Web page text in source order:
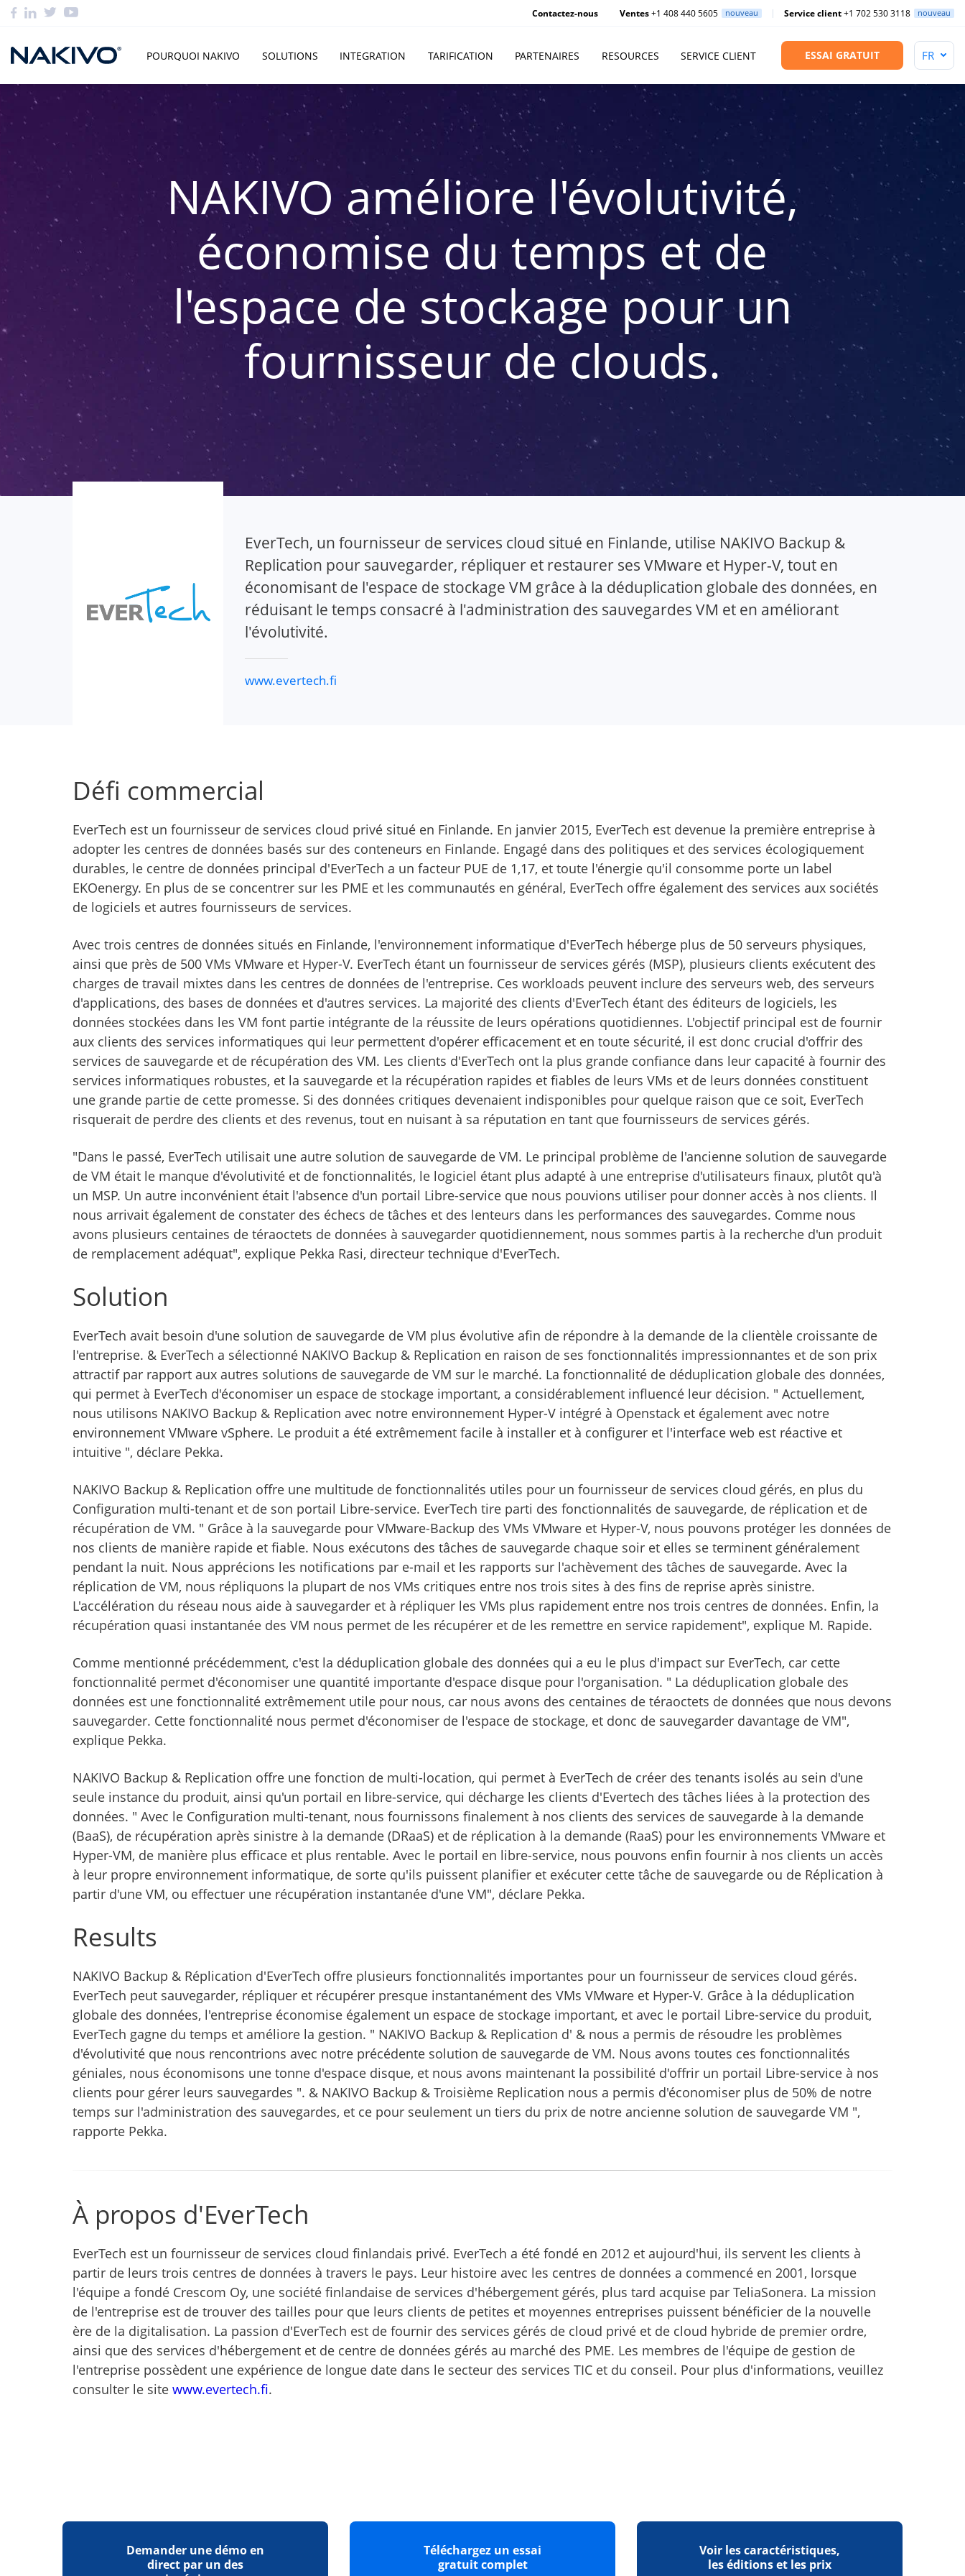
Contactez-nous Ventes+1 408 440 5605 nouveau Service client+1 702 530 3118 nouveau
POURQUOI NAKIVO SOLUTIONS INTEGRATION TARIFICATION PARTENAIRES RESOURCES SERVICE CLIENT ESSAI GRATUIT
NAKIVO améliore l'évolutivité,
économise du temps et de
l'espace de stockage pour un
fournisseur de clouds.
EverTech, un fournisseur de services cloud situé en Finlande, utilise NAKIVO Backup &
Replication pour sauvegarder, répliquer et restaurer ses VMware et Hyper-V, tout en
économisant de l'espace de stockage VM grâce à la déduplication globale des données, en
réduisant le temps consacré à l'administration des sauvegardes VM et en améliorant
l'évolutivité.
www.evertech.fi
Défi commercial
EverTech est un fournisseur de services cloud privé situé en Finlande. En janvier 2015, EverTech est devenue la première entreprise à
adopter les centres de données basés sur des conteneurs en Finlande. Engagé dans des politiques et des services écologiquement
durables, le centre de données principal d'EverTech a un facteur PUE de 1,17, et toute l'énergie qu'il consomme porte un label
EKOenergy. En plus de se concentrer sur les PME et les communautés en général, EverTech offre également des services aux sociétés
de logiciels et autres fournisseurs de services.
Avec trois centres de données situés en Finlande, l'environnement informatique d'EverTech héberge plus de 50 serveurs physiques,
ainsi que près de 500 VMs VMware et Hyper-V. EverTech étant un fournisseur de services gérés (MSP), plusieurs clients exécutent des
charges de travail mixtes dans les centres de données de l'entreprise. Ces workloads peuvent inclure des serveurs web, des serveurs
d'applications, des bases de données et d'autres services. La majorité des clients d'EverTech étant des éditeurs de logiciels, les
données stockées dans les VM font partie intégrante de la réussite de leurs opérations quotidiennes. L'objectif principal est de fournir
aux clients des services informatiques qui leur permettent d'opérer efficacement et en toute sécurité, il est donc crucial d'offrir des
services de sauvegarde et de récupération des VM. Les clients d'EverTech ont la plus grande confiance dans leur capacité à fournir des
services informatiques robustes, et la sauvegarde et la récupération rapides et fiables de leurs VMs et de leurs données constituent
une grande partie de cette promesse. Si des données critiques devenaient indisponibles pour quelque raison que ce soit, EverTech
risquerait de perdre des clients et des revenus, tout en nuisant à sa réputation en tant que fournisseurs de services gérés.
"Dans le passé, EverTech utilisait une autre solution de sauvegarde de VM. Le principal problème de l'ancienne solution de sauvegarde
de VM était le manque d'évolutivité et de fonctionnalités, le logiciel étant plus adapté à une entreprise d'utilisateurs finaux, plutôt qu'à
un MSP. Un autre inconvénient était l'absence d'un portail Libre-service que nous pouvions utiliser pour donner accès à nos clients. Il
nous arrivait également de constater des échecs de tâches et des lenteurs dans les performances des sauvegardes. Comme nous
avons plusieurs centaines de téraoctets de données à sauvegarder quotidiennement, nous sommes partis à la recherche d'un produit
de remplacement adéquat", explique Pekka Rasi, directeur technique d'EverTech.
Solution
EverTech avait besoin d'une solution de sauvegarde de VM plus évolutive afin de répondre à la demande de la clientèle croissante de
l'entreprise. & EverTech a sélectionné NAKIVO Backup & Replication en raison de ses fonctionnalités impressionnantes et de son prix
attractif par rapport aux autres solutions de sauvegarde de VM sur le marché. La fonctionnalité de déduplication globale des données,
qui permet à EverTech d'économiser un espace de stockage important, a considérablement influencé leur décision. " Actuellement,
nous utilisons NAKIVO Backup & Replication avec notre environnement Hyper-V intégré à Openstack et également avec notre
environnement VMware vSphere. Le produit a été extrêmement facile à installer et à configurer et l'interface web est réactive et
intuitive ", déclare Pekka.
NAKIVO Backup & Replication offre une multitude de fonctionnalités utiles pour un fournisseur de services cloud gérés, en plus du
Configuration multi-tenant et de son portail Libre-service. EverTech tire parti des fonctionnalités de sauvegarde, de réplication et de
récupération de VM. " Grâce à la sauvegarde pour VMware-Backup des VMs VMware et Hyper-V, nous pouvons protéger les données de
nos clients de manière rapide et fiable. Nous exécutons des tâches de sauvegarde chaque soir et elles se terminent généralement
pendant la nuit. Nous apprécions les notifications par e-mail et les rapports sur l'achèvement des tâches de sauvegarde. Avec la
réplication de VM, nous répliquons la plupart de nos VMs critiques entre nos trois sites à des fins de reprise après sinistre.
L'accélération du réseau nous aide à sauvegarder et à répliquer les VMs plus rapidement entre nos trois centres de données. Enfin, la
récupération quasi instantanée des VM nous permet de les récupérer et de les remettre en service rapidement", explique M. Rapide.
Comme mentionné précédemment, c'est la déduplication globale des données qui a eu le plus d'impact sur EverTech, car cette
fonctionnalité permet d'économiser une quantité importante d'espace disque pour l'organisation. " La déduplication globale des
données est une fonctionnalité extrêmement utile pour nous, car nous avons des centaines de téraoctets de données que nous devons
sauvegarder. Cette fonctionnalité nous permet d'économiser de l'espace de stockage, et donc de sauvegarder davantage de VM",
explique Pekka.
NAKIVO Backup & Replication offre une fonction de multi-location, qui permet à EverTech de créer des tenants isolés au sein d'une
seule instance du produit, ainsi qu'un portail en libre-service, qui décharge les clients d'Evertech des tâches liées à la protection des
données. " Avec le Configuration multi-tenant, nous fournissons finalement à nos clients des services de sauvegarde à la demande
(BaaS), de récupération après sinistre à la demande (DRaaS) et de réplication à la demande (RaaS) pour les environnements VMware et
Hyper-VM, de manière plus efficace et plus rentable. Avec le portail en libre-service, nous pouvons enfin fournir à nos clients un accès
à leur propre environnement informatique, de sorte qu'ils puissent planifier et exécuter cette tâche de sauvegarde ou de Réplication à
partir d'une VM, ou effectuer une récupération instantanée d'une VM", déclare Pekka.
Results
NAKIVO Backup & Réplication d'EverTech offre plusieurs fonctionnalités importantes pour un fournisseur de services cloud gérés.
EverTech peut sauvegarder, répliquer et récupérer presque instantanément des VMs VMware et Hyper-V. Grâce à la déduplication
globale des données, l'entreprise économise également un espace de stockage important, et avec le portail Libre-service du produit,
EverTech gagne du temps et améliore la gestion. " NAKIVO Backup & Replication d' & nous a permis de résoudre les problèmes
d'évolutivité que nous rencontrions avec notre précédente solution de sauvegarde de VM. Nous avons toutes ces fonctionnalités
géniales, nous économisons une tonne d'espace disque, et nous avons maintenant la possibilité d'offrir un portail Libre-service à nos
clients pour gérer leurs sauvegardes ". & NAKIVO Backup & Troisième Replication nous a permis d'économiser plus de 50% de notre
temps sur l'administration des sauvegardes, et ce pour seulement un tiers du prix de notre ancienne solution de sauvegarde VM ",
rapporte Pekka.
À propos d'EverTech
EverTech est un fournisseur de services cloud finlandais privé. EverTech a été fondé en 2012 et aujourd'hui, ils servent les clients à
partir de leurs trois centres de données à travers le pays. Leur histoire avec les centres de données a commencé en 2001, lorsque
l'équipe a fondé Crescom Oy, une société finlandaise de services d'hébergement gérés, plus tard acquise par TeliaSonera. La mission
de l'entreprise est de trouver des tailles pour que leurs clients de petites et moyennes entreprises puissent bénéficier de la nouvelle
ère de la digitalisation. La passion d'EverTech est de fournir des services gérés de cloud privé et de cloud hybride de premier ordre,
ainsi que des services d'hébergement et de centre de données gérés au marché des PME. Les membres de l'équipe de gestion de
l'entreprise possèdent une expérience de longue date dans le secteur des services TIC et du conseil. Pour plus d'informations, veuillez
consulter le site www.evertech.fi.
Demander une démo en
direct par un des
Téléchargez un essai
gratuit complet
Voir les caractéristiques,
les éditions et les prix